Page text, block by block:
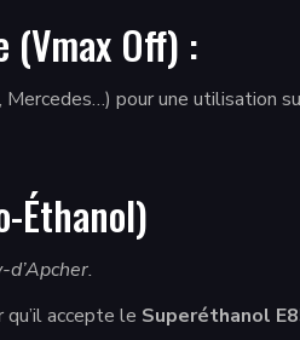
(Vmax Off) :
pour une utilisation
Éthanol)
accepte le Superéthanol